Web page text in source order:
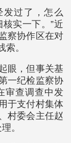
发过了，怎么
实一下。”近
察协作区在对
。
眼，但事关基
一纪检监察协
审查调查中发
于支付村集体
村委会主任赵
。